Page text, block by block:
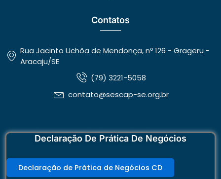
Contatos
Rua Jacinto Uchôa de Mendonça, nº 126 - Grageru -
Aracaju/SE
(79) 3221-5058
contato@sescap-se.org.br
Declaração De Prática De Negócios
Declaração de Prática de Negócios CD